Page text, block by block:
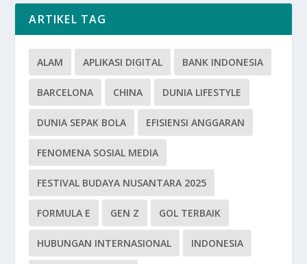
ARTIKEL TAG
ALAM APLIKASI DIGITAL BANK INDONESIA
BARCELONA CHINA DUNIA LIFESTYLE
DUNIA SEPAK BOLA EFISIENSI ANGGARAN
FENOMENA SOSIAL MEDIA
FESTIVAL BUDAYA NUSANTARA 2025
FORMULA E GEN Z GOL TERBAIK
HUBUNGAN INTERNASIONAL INDONESIA